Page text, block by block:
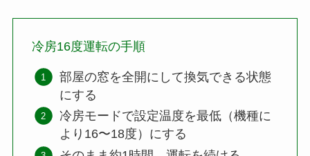
冷房16度運転の手順
部屋の窓を全開にして換気できる状態
にする
冷房モードで設定温度を最低（機種に
より16〜18度）にする